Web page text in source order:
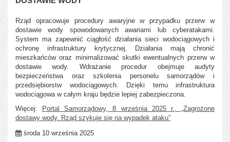
Rząd opracowuje procedury awaryjne w przypadku przerw w
dostawie wody spowodowanych awariami lub cyberatakami.
System ma zapewnić ciągłość działania sieci wodociągowych i
ochronę infrastruktury krytycznej. Działania mają chronić
mieszkańców oraz minimalizować skutki ewentualnych przerw w
dostawie wody. Wdrażanie procedur obejmuje audyty
bezpieczeństwa oraz szkolenia personelu samorządów i
przedsiębiorstw wodociągowych. Dzięki temu infrastruktura
wodociągowa w całym kraju będzie lepiej zabezpieczona.
Więcej: Portal Samorządowy, 8 września 2025 r., „Zagrożone
dostawy wody. Rząd szykuje się na wypadek ataku”
środa 10 września 2025